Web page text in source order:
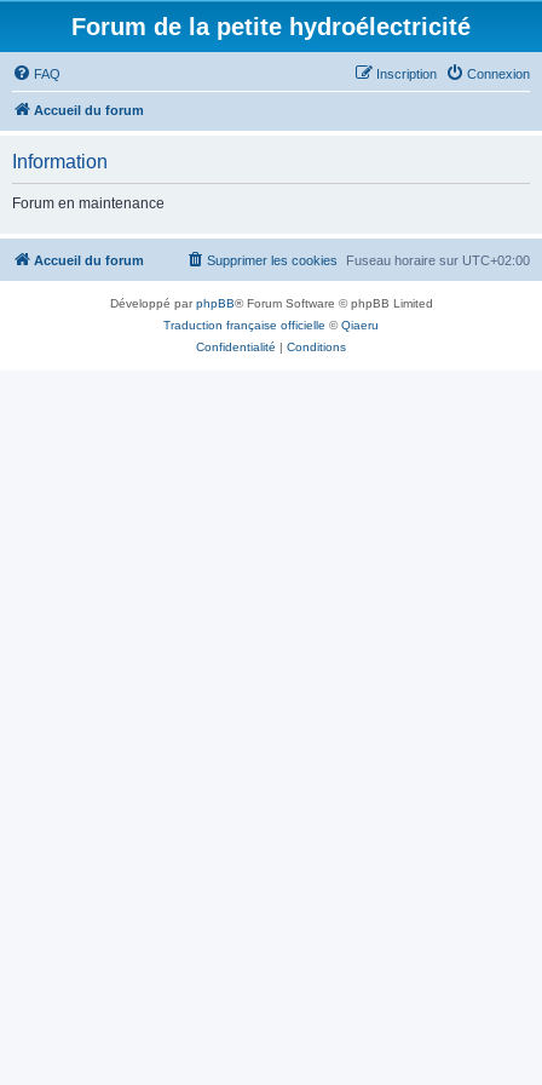
Forum de la petite hydroélectricité
FAQ Connexion
Inscription
Accueil du forum
Information
Forum en maintenance
Accueil du forum Fuseau horaire sur UTC+02:00
Supprimer les cookies
Développé parphpBB® Forum Software © phpBB Limited
Traduction française officielle ©Qiaeru
Confidentialité | Conditions